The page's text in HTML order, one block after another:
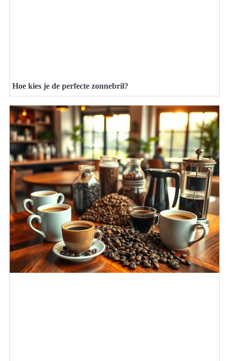
Hoe kies je de perfecte zonnebril?